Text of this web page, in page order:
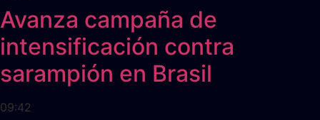
Avanza campaña de
intensificación contra
sarampión en Brasil
09:42